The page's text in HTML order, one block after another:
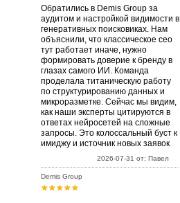
Обратились в Demis Group за
аудитом и настройкой видимости в
генеративных поисковиках. Нам
объяснили, что классическое сео
тут работает иначе, нужно
формировать доверие к бренду в
глазах самого ИИ. Команда
проделала титаническую работу
по структурированию данных и
микроразметке. Сейчас мы видим,
как наши эксперты цитируются в
ответах нейросетей на сложные
запросы. Это колоссальный буст к
имиджу и источник новых заявок
2026-07-31 от: Павел
Demis Group